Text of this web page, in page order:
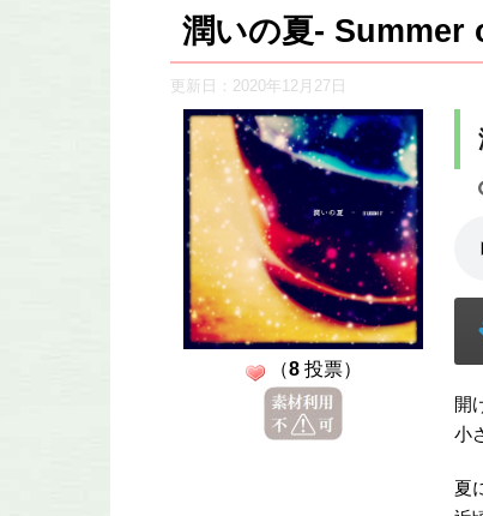
潤いの夏-
更新日： 2020年12月27日
（8投票）
開
小
夏